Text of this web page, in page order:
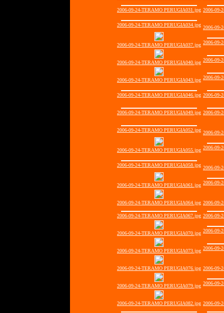
2006-09-24-TERAMO PERUGIA031.jpg 2006-09-
2006-09-24-TERAMO PERUGIA034.jpg 2006-09-
2006-09-24-TERAMO PERUGIA037.jpg 2006-09-
2006-09-24-TERAMO PERUGIA040.jpg 2006-09-
2006-09-24-TERAMO PERUGIA043.jpg 2006-09-
2006-09-24-TERAMO PERUGIA046.jpg 2006-09-
2006-09-24-TERAMO PERUGIA049.jpg 2006-09-
2006-09-24-TERAMO PERUGIA052.jpg 2006-09-
2006-09-24-TERAMO PERUGIA055.jpg 2006-09-
2006-09-24-TERAMO PERUGIA058.jpg 2006-09-
2006-09-24-TERAMO PERUGIA061.jpg 2006-09-
2006-09-24-TERAMO PERUGIA064.jpg 2006-09-
2006-09-24-TERAMO PERUGIA067.jpg 2006-09-
2006-09-24-TERAMO PERUGIA070.jpg 2006-09-
2006-09-24-TERAMO PERUGIA073.jpg 2006-09-
2006-09-24-TERAMO PERUGIA076.jpg 2006-09-
2006-09-24-TERAMO PERUGIA079.jpg 2006-09-
2006-09-24-TERAMO PERUGIA082.jpg 2006-09-